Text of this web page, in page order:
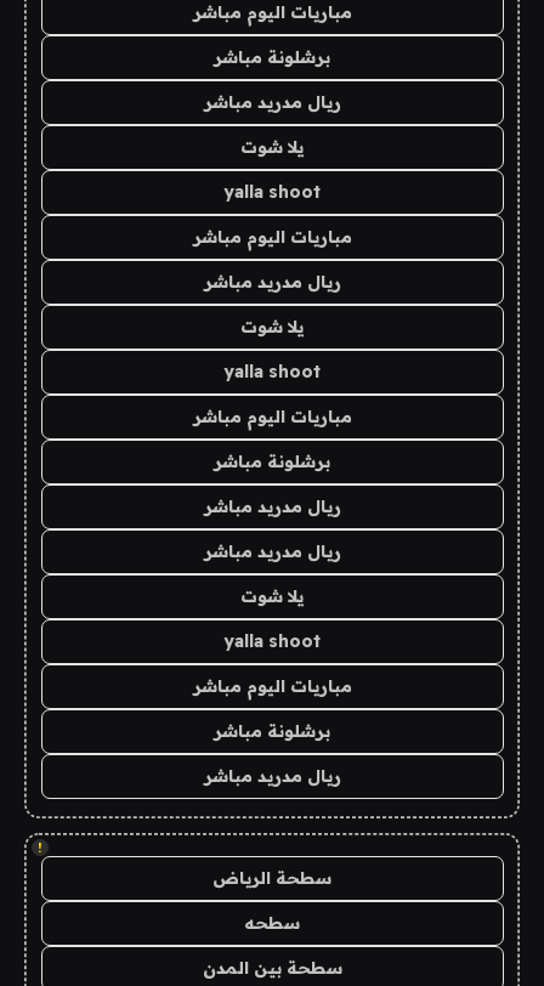
مباريات اليوم مباشر
برشلونة مباشر
ريال مدريد مباشر
يلا شوت
yalla shoot
مباريات اليوم مباشر
ريال مدريد مباشر
يلا شوت
yalla shoot
مباريات اليوم مباشر
برشلونة مباشر
ريال مدريد مباشر
ريال مدريد مباشر
يلا شوت
yalla shoot
مباريات اليوم مباشر
برشلونة مباشر
ريال مدريد مباشر
!
سطحة الرياض
سطحه
سطحة بين المدن